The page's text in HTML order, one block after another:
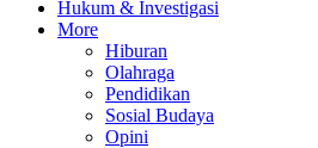
Hukum & Investigasi
More
Hiburan
Olahraga
Pendidikan
Sosial Budaya
Opini